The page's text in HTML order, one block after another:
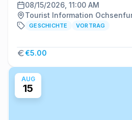
08/15/2026, 11:00 AM
Tourist Information
GESCHICHTE VORTRAG
€5.00
AUG
15